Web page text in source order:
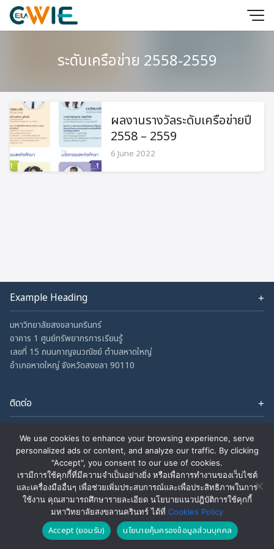
Skip
ระดับเครือข่าย 2558-2559
ผลงานรางวัลระดับเครือข่ายปี
2558 – 2559
6 June 2022
Example Heading
Change this text by adding widget to Appearance → Widgets
and choose Footer Column 1.
มหาวิทยาลัยสงขลานครินทร์
อาคาร 1 ศูนย์ทรัพยากรการเรียนรู้
เลขที่ 15 ถนนกาญจนวณิชย์ ตำบลหาดใหญ่
อำเภอหาดใหญ่ จังหวัดสงขลา 90110
ติดต่อ
Office Phone No: +66 (0) 7428 9225
FB :www.facebook.com/EILAPSU/
Facebook
YouTube
EILA PSU - ©
ALL RIGHT
RESERVED.|
นโยบาย
คุกกี้
นโยบาย
คุ้มครอง
ข้อมูลส่วน
บุคคล
นโยบายการรักษา
ความมั่นคง
ปลอดภัยเว็บไซต์
นโยบายเว็บไซต์ของสำนัก
การศึกษาและนวัตกรรม
การเรียนรู้
We use cookies to enhance your browsing experience, serve
personalized ads or content, and analyze our traffic. By clicking
"Accept", you consent to our use of cookies.
เรามีการใช้คุกกี้ที่มีความจำเป็นอย่างยิ่ง หรือเพื่อการทำงานของเว็บไซต์
และเครื่องมืออื่นๆ เพื่อช่วยเพิ่มประสบการณ์และเพื่อประสิทธิภาพในการ
ใช้งาน คุณสามารถศึกษารายละเอียด นโยบายแนวปฎิบัติการใช้คุกกี้
มหาวิทยาลัยสงขลานครินทร์ ได้ที่ Cookies Policy
Accept (ยอมรับ) นโยบายคุ้มครองข้อมูลส่วนบุคคล